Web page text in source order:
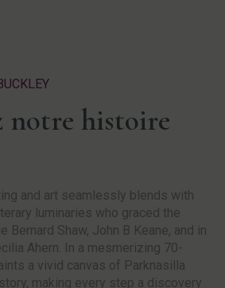
notre histoire
and art seamlessly blends with
luminaries who graced the
Bernard Shaw, John B Keane, and in
Ahern. In a mesmerizing 70-
a vivid canvas of Parknasilla
making every step a discovery